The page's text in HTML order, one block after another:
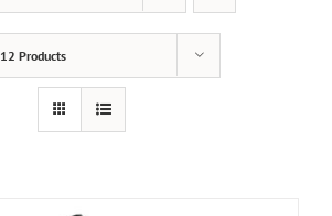
12 Products